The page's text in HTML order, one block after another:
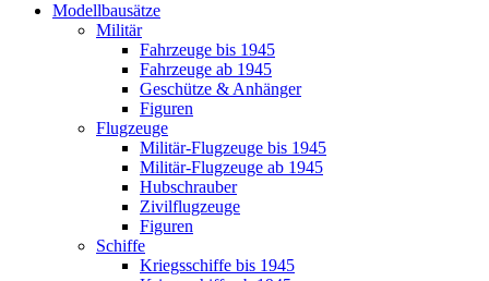
Modellbausätze
Militär
Fahrzeuge bis 1945
Fahrzeuge ab 1945
Geschütze & Anhänger
Figuren
Flugzeuge
Militär-Flugzeuge bis 1945
Militär-Flugzeuge ab 1945
Hubschrauber
Zivilflugzeuge
Figuren
Schiffe
Kriegsschiffe bis 1945